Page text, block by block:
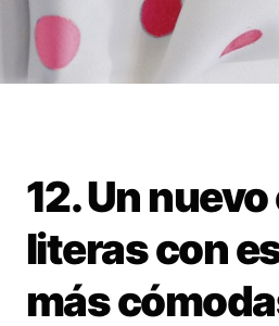
12. Un
literas con
más